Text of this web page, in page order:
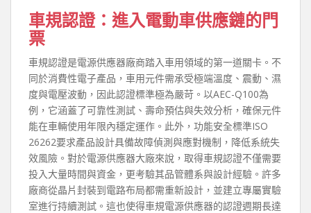
車規認證：進入電動車供應鏈的門
票
車規認證是電源供應器廠商踏入車用領域的第一道關卡。不
同於消費性電子產品，車用元件需承受極端溫度、震動、濕
度與電壓波動，因此認證標準極為嚴苛。以AEC-Q100為
例，它涵蓋了可靠性測試、壽命預估與失效分析，確保元件
能在車輛使用年限內穩定運作。此外，功能安全標準ISO
26262要求產品設計具備故障偵測與應對機制，降低系統失
效風險。對於電源供應器大廠來說，取得車規認證不僅需要
投入大量時間與資金，更考驗其品管體系與設計經驗。許多
廠商從晶片封裝到電路布局都需重新設計，並建立專屬實驗
室進行持續測試。這也使得車規電源供應器的認證週期長達